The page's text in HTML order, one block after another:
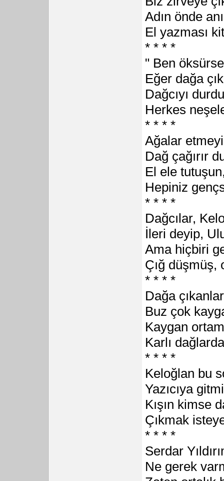
Adın önde
El yazması
* * * *
" Ben
Eğer dağa
Dağcıyı
Herkes
* * * *
Ağalar
Dağ çağırır
El ele
Hepiniz
* * * *
Dağcılar,
İleri deyip,
Ama hiçbiri
Çığ düşmüş,
* * * *
Dağa
Buz çok
Kaygan
Karlı
* * * *
Keloğlan bu
Yazıcıya
Kışın kimse
Çıkmak
* * * *
Serdar
Ne gerek